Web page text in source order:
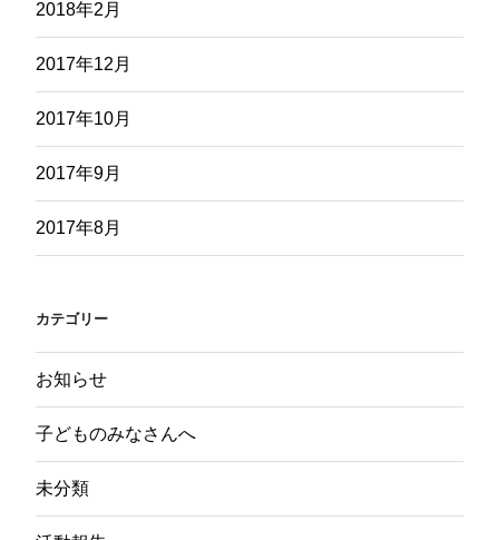
2018年2月
2017年12月
2017年10月
2017年9月
2017年8月
カテゴリー
お知らせ
子どものみなさんへ
未分類